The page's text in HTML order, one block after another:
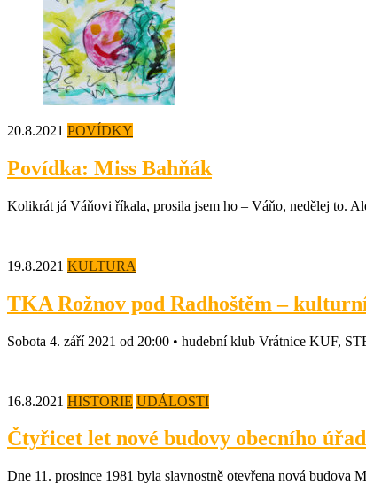
20.8.2021 POVÍDKY
Povídka: Miss Bahňák
Kolikrát já Váňovi říkala, prosila jsem ho – Váňo, nedělej to.
19.8.2021 KULTURA
TKA Rožnov pod Radhoštěm –
Sobota 4. září 2021 od 20:00 • hudební klub Vrátnice KUF,
16.8.2021 HISTORIE UDÁLOSTI
Čtyřicet let nové budovy obecního
Dne 11. prosince 1981 byla slavnostně otevřena nová budova